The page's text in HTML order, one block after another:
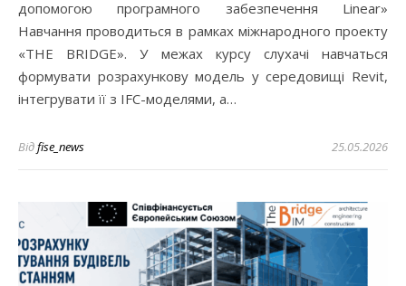
допомогою програмного забезпечення Linear»
Навчання проводиться в рамках міжнародного проекту
«THE BRIDGE». У межах курсу слухачі навчаться
формувати розрахункову модель у середовищі Revit,
інтегрувати її з IFC-моделями, а…
Відfise_news 25.05.2026